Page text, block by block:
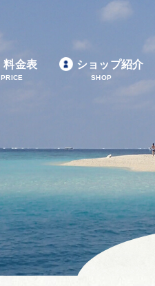
料金表
PRICE
ショップ紹介
SHOP